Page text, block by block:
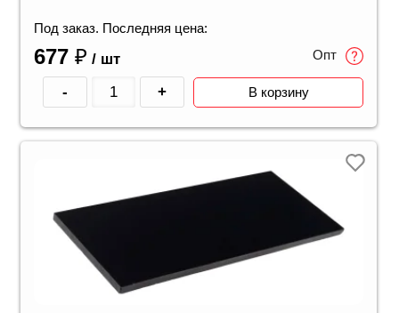
Под заказ. Последняя цена:
677 ₽ / шт Опт
- + В корзину